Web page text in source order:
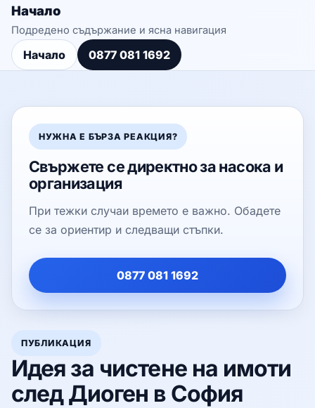
Начало
Подредено съдържание и ясна навигация
Начало 0877 081 1692
ПУБЛИКАЦИЯ
Идея за чистене на имоти
след Диоген в София
НУЖНА Е БЪРЗА РЕАКЦИЯ?
Свържете се директно за насока и
организация
При тежки случаи времето е важно. Обадете
се за ориентир и следващи стъпки.
0877 081 1692